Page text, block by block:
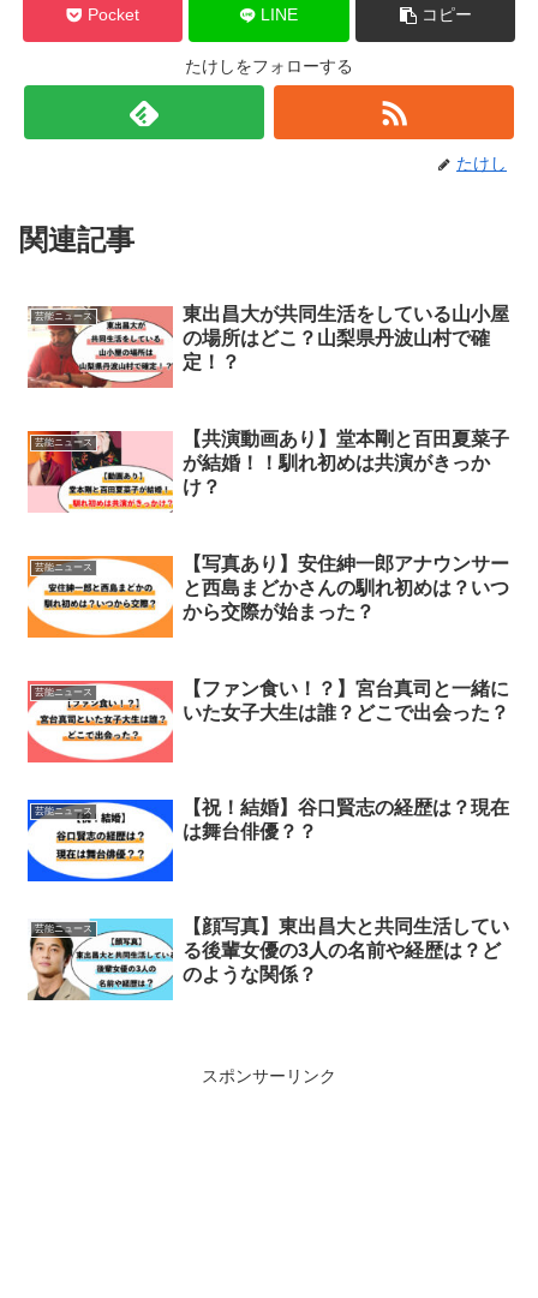
Pocket LINE コピー
たけしをフォローする
たけし
関連記事
芸能ニュース
東出昌大が共同生活をしている山小屋
の場所はどこ？山梨県丹波山村で確
定！？
芸能ニュース
【共演動画あり】堂本剛と百田夏菜子
が結婚！！馴れ初めは共演がきっか
け？
芸能ニュース
【写真あり】安住紳一郎アナウンサー
と西島まどかさんの馴れ初めは？いつ
から交際が始まった？
芸能ニュース
【ファン食い！？】宮台真司と一緒に
いた女子大生は誰？どこで出会った？
芸能ニュース
【祝！結婚】谷口賢志の経歴は？現在
は舞台俳優？？
芸能ニュース
【顔写真】東出昌大と共同生活してい
る後輩女優の3人の名前や経歴は？ど
のような関係？
スポンサーリンク